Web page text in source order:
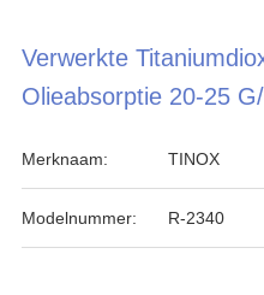
Verwerkte
Olieabsorptie 20-25
Merknaam: TINOX
Modelnummer: R-2340